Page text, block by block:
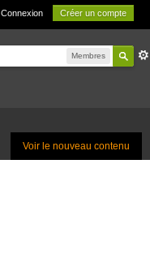
Connexion Créer un compte
Membres
Voir le nouveau contenu